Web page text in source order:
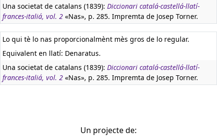
Una societat de catalans (1839): Diccionari catalá-castellá-llatí-
frances-italiá, vol. 2 «Nas», p. 285. Impremta de Josep Torner.
Lo qui tè lo nas proporcionalmènt mès gros de lo regular.
Equivalent en llatí: Denaratus.
Una societat de catalans (1839): Diccionari catalá-castellá-llatí-
frances-italiá, vol. 2 «Nas», p. 285. Impremta de Josep Torner.
Un projecte de: